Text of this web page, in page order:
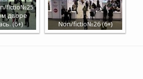
fictio№25
дворе
(6+)
Non/fictio№26 (6+)